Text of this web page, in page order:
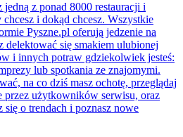
z ponad 8000 restauracji i
i dokąd chcesz. Wszystkie
Pyszne.pl oferują jedzenie na
delektować się smakiem ulubionej
i innych potraw gdziekolwiek jesteś:
lub spotkania ze znajomymi.
na co dziś masz ochotę, przeglądaj
przez użytkowników serwisu, oraz
o trendach i poznasz nowe